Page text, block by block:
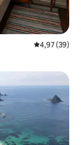
Évaluation
4,97 (39)